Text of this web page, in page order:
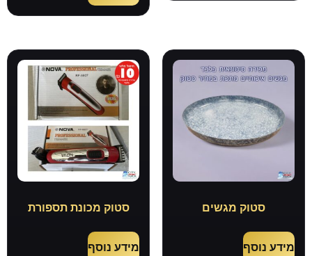
סטוק מגשים
מידע נוסף
סטוק מכונת תספורת
מידע נוסף